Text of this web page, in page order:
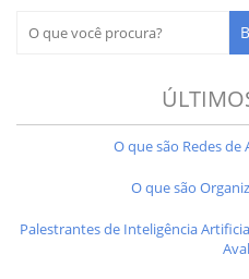
O que são Redes
O que são
Palestrantes de Inteligência